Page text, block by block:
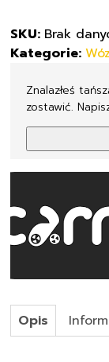
SKU: Brak
Kategorie:
Znalazłeś
zostawić.
Opis